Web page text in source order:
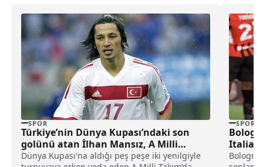
SPOR
Türkiye’nin Dünya Kupası’ndaki son
golünü atan İlhan Mansız, A Milli
Takım’ın yeni teknik direktörünü
Dünya Kupası'na aldığı peş peşe iki yenilgiyle
SPOR